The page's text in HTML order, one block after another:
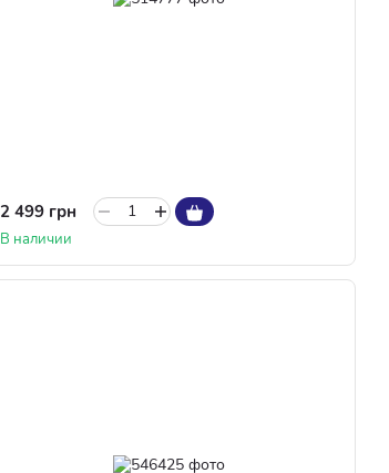
2 499 грн
В наличии